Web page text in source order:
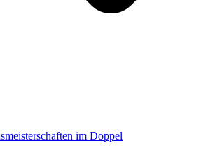
im Doppel